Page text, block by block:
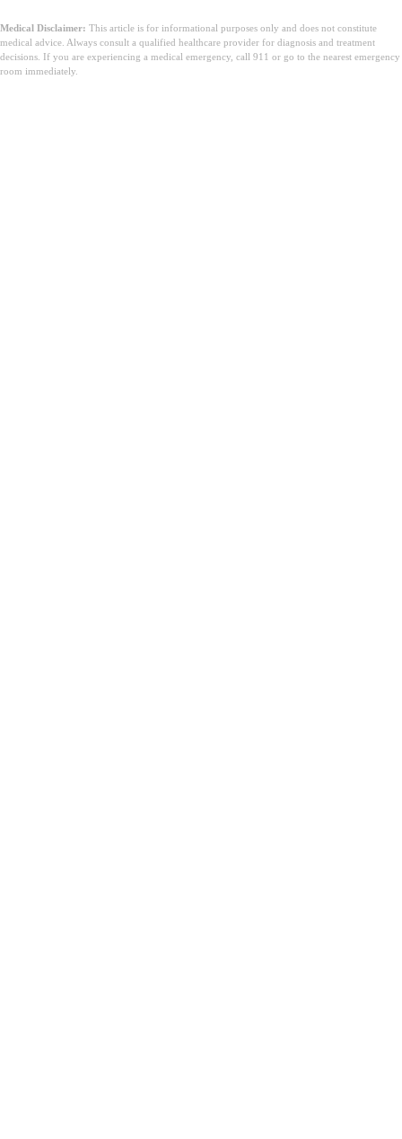
Medical Disclaimer: This article is for informational purposes only and does not constitute
medical advice. Always consult a qualified healthcare provider for diagnosis and treatment
decisions. If you are experiencing a medical emergency, call 911 or go to the nearest emergency
room immediately.